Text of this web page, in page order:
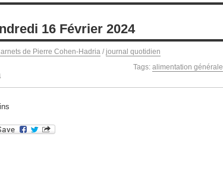
16 Février 2024
de Pierre Cohen-Hadria / journal quotidien
Tags: alimentation générale